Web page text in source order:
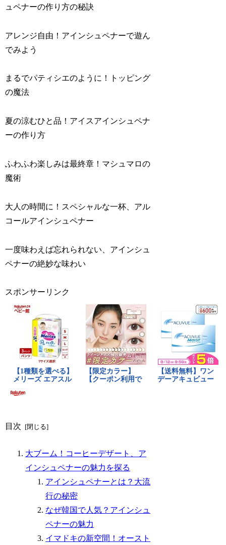
ュペナーの作り方の秘訣
アレンジ自由！アインシュペナーで遊ん
でみよう
まるでパティシエのように！トッピング
の魔法
夏の涼むひと品！アイスアインシュペナ
ーの作り方
ふわふわ楽しみは最終章！マシュマロの
魔術
大人の時間に！スペシャルな一杯、アル
コールアインシュペナー
一度味わえば忘れられない、アインシュ
ペナーの絶妙な味わい
スポンサーリンク
目次
大ブーム！コーヒーデザート、ア
インシュペナーの魅力を探る
アインシュペナーとは？大流
行の秘密
なぜ韓国で人気？アインシュ
ペナーの魅力
イマドキの新空間！オースト